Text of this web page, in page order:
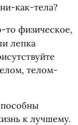
как-тела?
то физическое,
лепка
телом-
к лучшему.